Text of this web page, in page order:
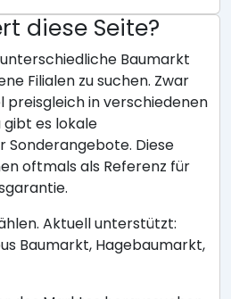
diese Seite?
Baumarkt
Filialen zu suchen. Zwar
preisgleich in verschiedenen
gibt es lokale
Sonderangebote. Diese
oftmals als Referenz für
Aktuell unterstützt:
Baumarkt, Hagebaumarkt,